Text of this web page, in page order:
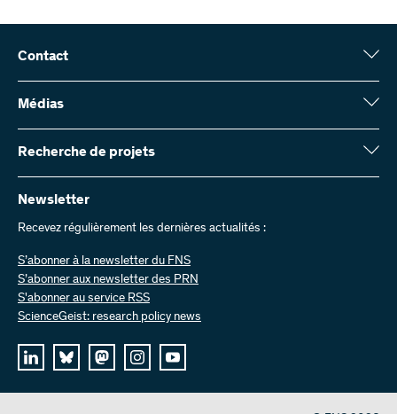
Contact
Fonds national suisse (FNS)
Wildhainweg 3
Contactez-nous
Envoyer des factures
Travailler chez nous
Offres d’emploi
Médias
Service de presse
Rapport annuel
Recherche de projets
Vous trouverez ici des informations complètes sur les projets de
recherche et les subsides approuvés par le FNS :
Recherche de projets
Newsletter
Recevez régulièrement les dernières actualités :
S’abonner à la newsletter du FNS
S’abonner aux newsletter des PRN
S'abonner au service RSS
ScienceGeist: research policy news